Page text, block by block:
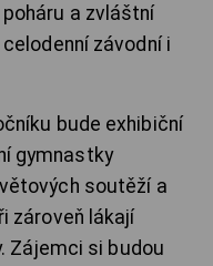
a zvláštní
závodní i
bude exhibiční
gymnastky
soutěží a
zároveň lákají
Zájemci si budou